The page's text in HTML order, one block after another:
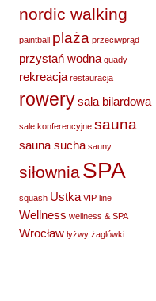
nordic walking
paintball plaża przeciwprąd
przystań wodna quady
rekreacja restauracja
rowerysala bilardowa
sale konferencyjne sauna
sauna sucha sauny
siłowniaSPA
squash Ustka VIP line
Wellness wellness & SPA
Wrocław łyżwy żaglówki